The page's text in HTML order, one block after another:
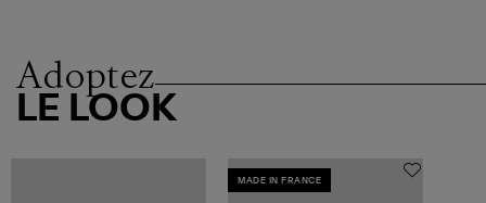
Adoptez
LE LOOK
MADE IN FRANCE